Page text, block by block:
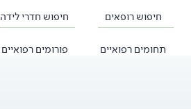
חיפוש רופאים חיפוש חדרי לידה
תחומים רפואיים פורומים רפואיים